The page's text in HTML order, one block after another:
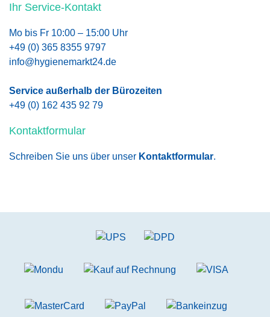
Ihr Service-Kontakt
Mo bis Fr 10:00 – 15:00 Uhr
+49 (0) 365 8355 9797
info@hygienemarkt24.de
Service außerhalb der Bürozeiten
+49 (0) 162 435 92 79
Kontaktformular
Schreiben Sie uns über unser Kontaktformular.